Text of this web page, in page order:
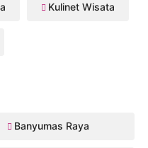
Kulinet Wisata
Banyumas Raya